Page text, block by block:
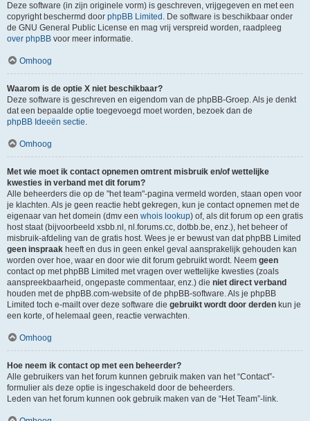
Deze software (in zijn originele vorm) is geschreven, vrijgegeven en met een
copyright beschermd door phpBB Limited . De software is beschikbaar onder
de GNU General Public License en mag vrij verspreid worden, raadpleeg
over phpBB voor meer informatie.
Omhoog
Waarom is de optie X niet beschikbaar?
Deze software is geschreven en eigendom van de phpBB-Groep. Als je denkt
dat een bepaalde optie toegevoegd moet worden, bezoek dan de
phpBB Ideeën sectie.
Omhoog
Met wie moet ik contact opnemen omtrent misbruik en/of wettelijke
kwesties in verband met dit forum?
Alle beheerders die op de "het team"-pagina vermeld worden, staan open voor
je klachten. Als je geen reactie hebt gekregen, kun je contact opnemen met de
eigenaar van het domein (dmv een whois lookup) of, als dit forum op een gratis
host staat (bijvoorbeeld xsbb.nl, nl.forums.cc, dotbb.be, enz.), het beheer of
misbruik-afdeling van de gratis host. Wees je er bewust van dat phpBB Limited
geen inspraak heeft en dus in geen enkel geval aansprakelijk gehouden kan
worden over hoe, waar en door wie dit forum gebruikt wordt. Neem geen
contact op met phpBB Limited met vragen over wettelijke kwesties (zoals
aanspreekbaarheid, ongepaste commentaar, enz.) die niet direct verband
houden met de phpBB.com-website of de phpBB-software. Als je phpBB
Limited toch e-mailt over deze software die gebruikt wordt door derden kun je
een korte, of helemaal geen, reactie verwachten.
Omhoog
Hoe neem ik contact op met een beheerder?
Alle gebruikers van het forum kunnen gebruik maken van het “Contact”-
formulier als deze optie is ingeschakeld door de beheerders.
Leden van het forum kunnen ook gebruik maken van de “Het Team”-link.